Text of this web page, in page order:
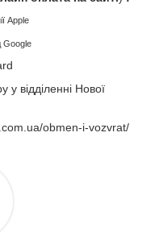
Apple
Google
у відділенні Нової
obmen-i-vozvrat/